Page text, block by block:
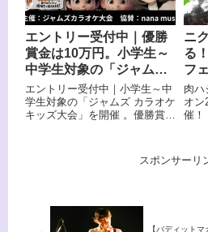
エントリー受付中｜優勝
賞金は10万円。小学生～
中学生対象の「ジャムズ
カラオケキッズ大会」を
開催。TikTokクリエイタ
ー「ゆるちゃん」とも連
エントリー受付中｜小学生～中
学生対象の「ジャムズ カラオケ
キッズ大会」を開催 。優勝賞金
ニ
る
フ
に
ベ
肉ハ
オン
催！
店
ン
スポンサーリ
【バディット